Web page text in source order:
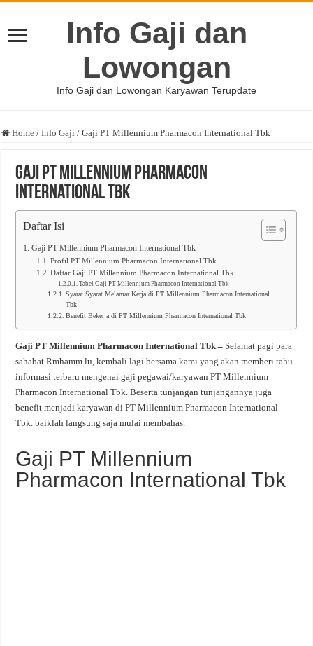
Info Gaji dan
Lowongan
Info Gaji dan Lowongan Karyawan Terupdate
Home / Info Gaji / Gaji PT Millennium Pharmacon International Tbk
Gaji PT Millennium Pharmacon
International Tbk
Daftar Isi
Gaji PT Millennium Pharmacon International Tbk
Profil PT Millennium Pharmacon International Tbk
Daftar Gaji PT Millennium Pharmacon International Tbk
Tabel Gaji PT Millennium Pharmacon International Tbk
Syarat Syarat Melamar Kerja di PT Millennium Pharmacon International
Tbk
Benefit Bekerja di PT Millennium Pharmacon International Tbk
Gaji PT Millennium Pharmacon International Tbk –Selamat pagi para
sahabat Rmhamm.lu, kembali lagi bersama kami yang akan memberi tahu
informasi terbaru mengenai gaji pegawai/karyawan PT Millennium
Pharmacon International Tbk. Beserta tunjangan tunjangannya juga
benefit menjadi karyawan di PT Millennium Pharmacon International
Tbk. baiklah langsung saja mulai membahas.
Gaji PT Millennium
Pharmacon International Tbk